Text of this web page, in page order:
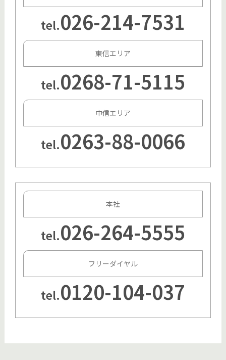
tel.026-214-7531
東信エリア
tel.0268-71-5115
中信エリア
tel.0263-88-0066
本社
tel.026-264-5555
フリーダイヤル
tel.0120-104-037